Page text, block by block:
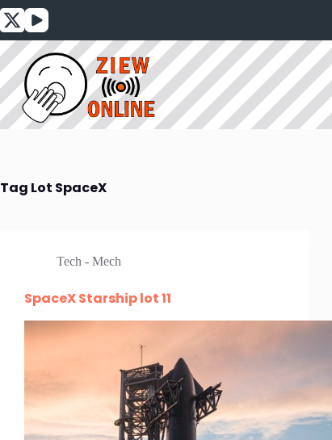
Przejdź
do
treści
Tag Lot SpaceX
Tech - Mech
SpaceX Starship lot 11